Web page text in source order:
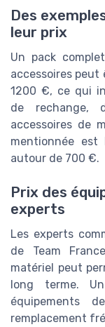
Des
leur prix
Un pack
accessoires
1200 €, ce qui
de rechange,
accessoires de
mentionnée est
autour de 700 €.
Prix des
experts
Les experts
de Team
matériel peut
long terme.
équipements
remplacement